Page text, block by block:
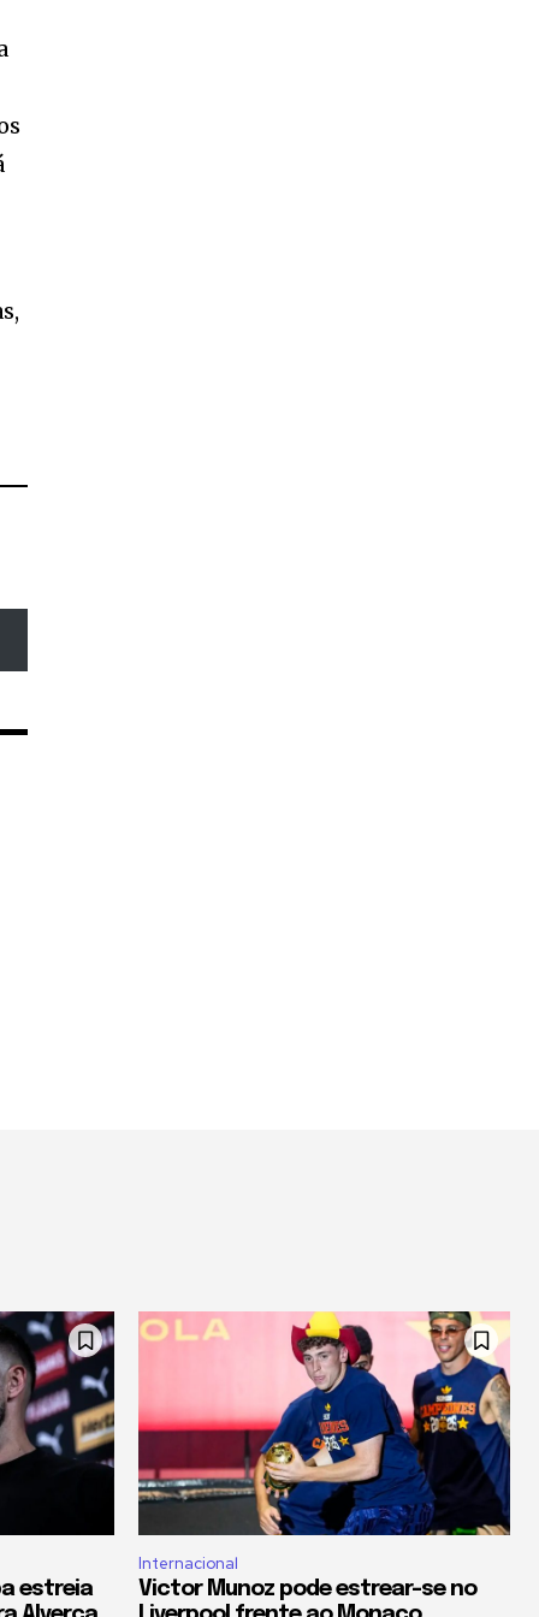
estreia
Internacional
Victor Munoz pode estrear-se no